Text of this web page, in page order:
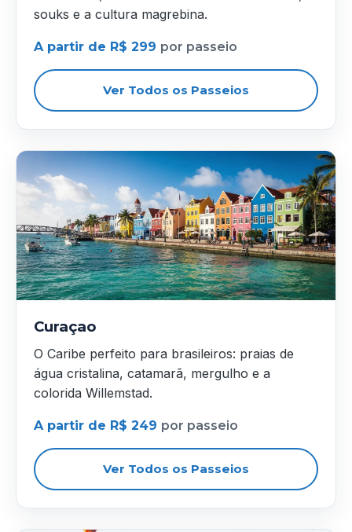
souks e a cultura magrebina.
A partir de R$ 299 por passeio
Ver Todos os Passeios
Curaçao
O Caribe perfeito para brasileiros: praias de
água cristalina, catamarã, mergulho e a
colorida Willemstad.
A partir de R$ 249 por passeio
Ver Todos os Passeios